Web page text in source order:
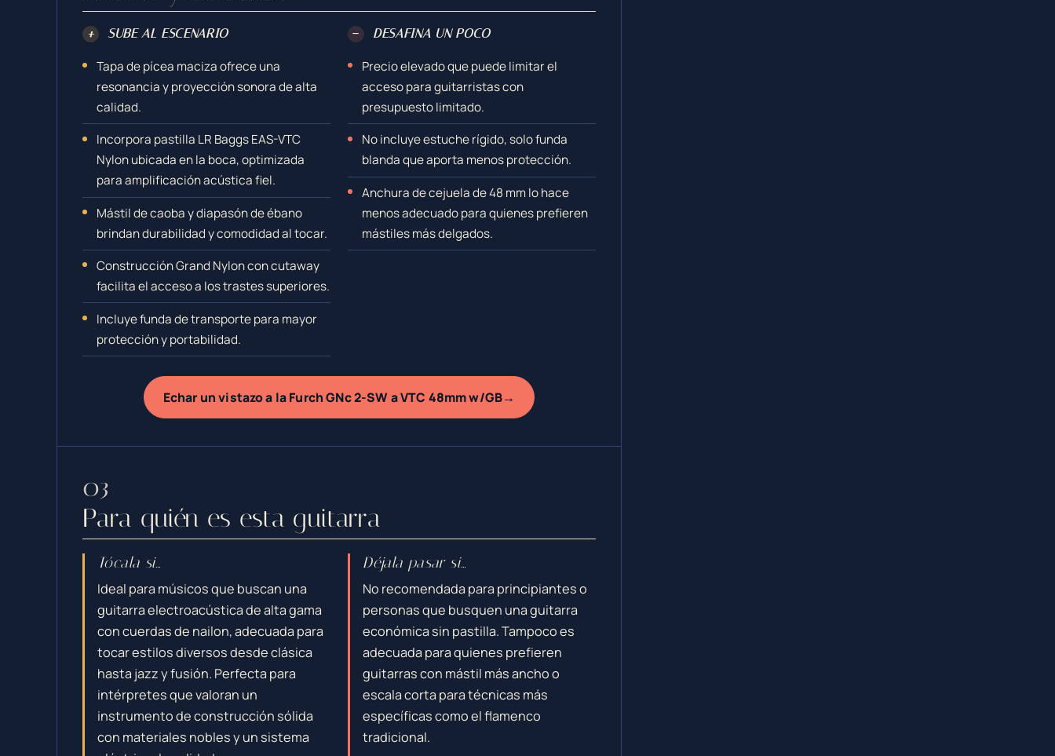
+ SUBE AL ESCENARIO
Tapa de pícea maciza ofrece una
resonancia y proyección sonora de alta
calidad.
Incorpora pastilla LR Baggs EAS-VTC
Nylon ubicada en la boca, optimizada
para amplificación acústica fiel.
Mástil de caoba y diapasón de ébano
brindan durabilidad y comodidad al tocar.
Construcción Grand Nylon con cutaway
facilita el acceso a los trastes superiores.
Incluye funda de transporte para mayor
protección y portabilidad.
− DESAFINA UN POCO
Precio elevado que puede limitar el
acceso para guitarristas con
presupuesto limitado.
No incluye estuche rígido, solo funda
blanda que aporta menos protección.
Anchura de cejuela de 48 mm lo hace
menos adecuado para quienes prefieren
mástiles más delgados.
Echar un vistazo a la Furch GNc 2-SW a VTC 48mm w/GB→
Para quién es esta guitarra
Tócala si…
Ideal para músicos que buscan una
guitarra electroacústica de alta gama
con cuerdas de nailon, adecuada para
tocar estilos diversos desde clásica
hasta jazz y fusión. Perfecta para
intérpretes que valoran un
instrumento de construcción sólida
con materiales nobles y un sistema
Déjala pasar si…
No recomendada para principiantes o
personas que busquen una guitarra
económica sin pastilla. Tampoco es
adecuada para quienes prefieren
guitarras con mástil más ancho o
escala corta para técnicas más
específicas como el flamenco
tradicional.